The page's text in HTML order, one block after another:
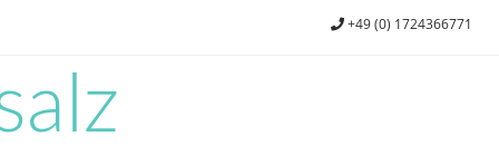
+49 (0) 1724366771